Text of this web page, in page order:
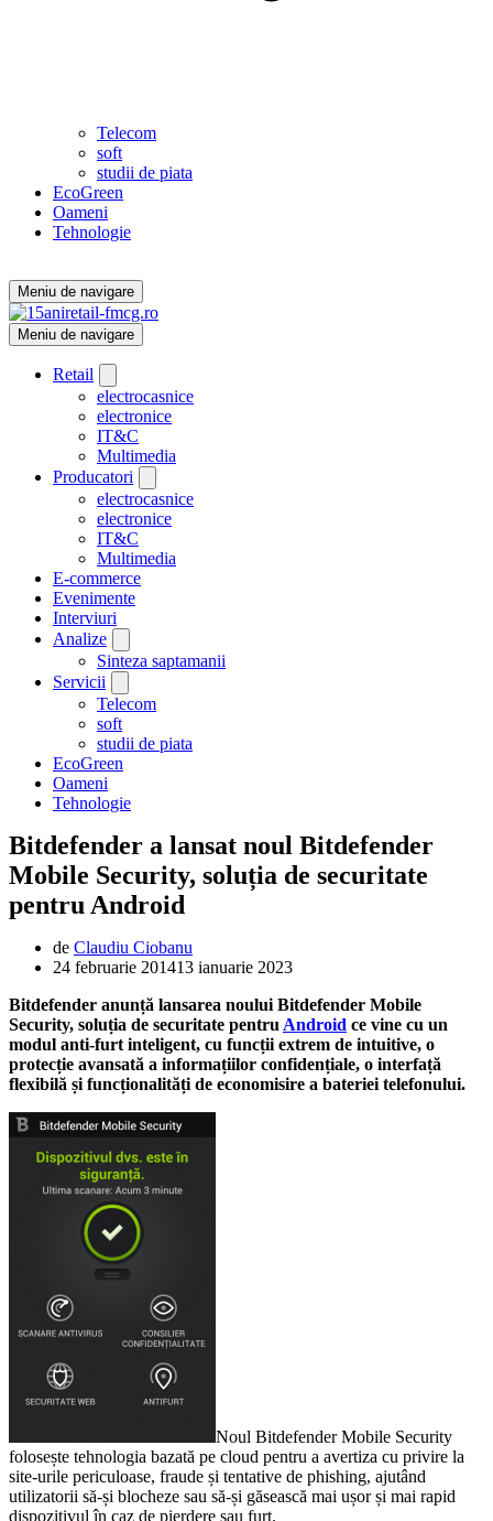
Telecom
soft
studii de piata
EcoGreen
Oameni
Tehnologie
Meniu de navigare
Meniu de navigare
Retail
electrocasnice
electronice
IT&C
Multimedia
Producatori
electrocasnice
electronice
IT&C
Multimedia
E-commerce
Evenimente
Interviuri
Analize
Sinteza saptamanii
Servicii
Telecom
soft
studii de piata
EcoGreen
Oameni
Tehnologie
Bitdefender a lansat noul Bitdefender
Mobile Security, soluția de securitate
pentru Android
de Claudiu Ciobanu
24 februarie 201413 ianuarie 2023
Bitdefender anunță lansarea noului Bitdefender Mobile
Security, soluția de securitate pentru Android ce vine cu un
modul anti-furt inteligent, cu funcții extrem de intuitive, o
protecție avansată a informațiilor confidențiale, o interfață
flexibilă și funcționalități de economisire a bateriei telefonului.
Noul Bitdefender Mobile Security
folosește tehnologia bazată pe cloud pentru a avertiza cu privire la
site-urile periculoase, fraude și tentative de phishing, ajutând
utilizatorii să-și blocheze sau să-și găsească mai ușor și mai rapid
dispozitivul în caz de pierdere sau furt.